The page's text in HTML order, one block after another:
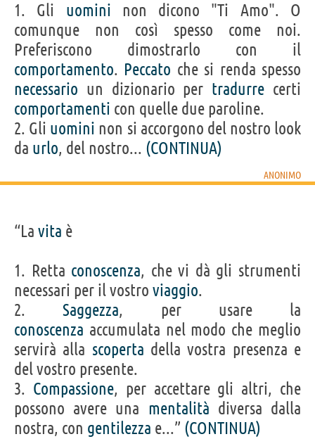
1. Gli uomini non dicono "Ti Amo". O
comunque non così spesso come noi.
Preferiscono dimostrarlo con il
comportamento. Peccato che si renda spesso
necessario un dizionario per tradurre certi
comportamenti con quelle due paroline.
2. Gli uomini non si accorgono del nostro look
da urlo, del nostro... (CONTINUA)
ANONIMO
“La vita è
1. Retta conoscenza, che vi dà gli strumenti
necessari per il vostro viaggio.
2.Saggezza, per usare la
conoscenza accumulata nel modo che meglio
servirà alla scoperta della vostra presenza e
del vostro presente.
3. Compassione, per accettare gli altri, che
possono avere una mentalità diversa dalla
nostra, con gentilezza e...” (CONTINUA)